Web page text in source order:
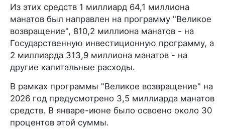
Из этих средств 1 миллиард 64,1 миллиона
манатов был направлен на программу "Великое
возвращение", 810,2 миллиона манатов - на
Государственную инвестиционную программу, а
2 миллиарда 313,9 миллиона манатов - на
другие капитальные расходы.
В рамках программы "Великое возвращение" на
2026 год предусмотрено 3,5 миллиарда манатов
средств. В январе-июне было освоено около 30
процентов этой суммы.